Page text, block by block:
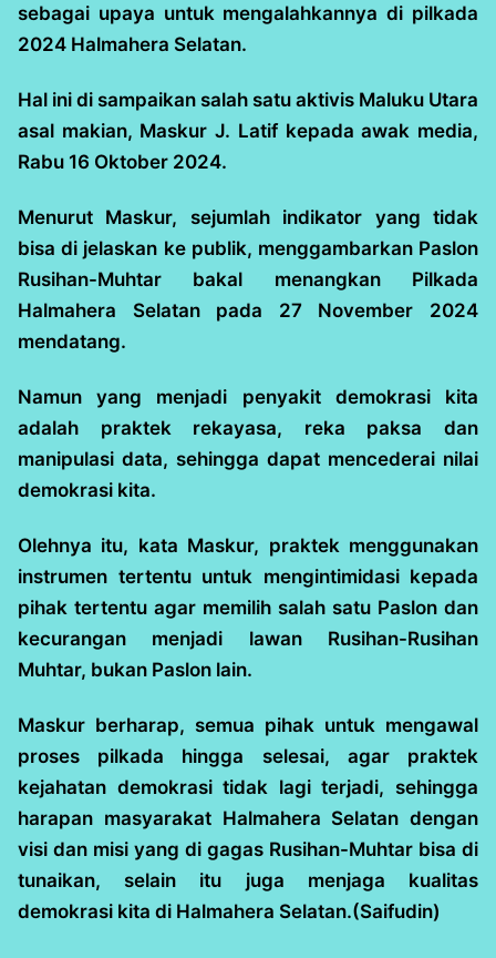
sebagai upaya untuk mengalahkannya di pilkada
2024 Halmahera Selatan.
Hal ini di sampaikan salah satu aktivis Maluku Utara
asal makian, Maskur J. Latif kepada awak media,
Rabu 16 Oktober 2024.
Menurut Maskur, sejumlah indikator yang tidak
bisa di jelaskan ke publik, menggambarkan Paslon
Rusihan-Muhtar bakal menangkan Pilkada
Halmahera Selatan pada 27 November 2024
mendatang.
Namun yang menjadi penyakit demokrasi kita
adalah praktek rekayasa, reka paksa dan
manipulasi data, sehingga dapat mencederai nilai
demokrasi kita.
Olehnya itu, kata Maskur, praktek menggunakan
instrumen tertentu untuk mengintimidasi kepada
pihak tertentu agar memilih salah satu Paslon dan
kecurangan menjadi lawan Rusihan-Rusihan
Muhtar, bukan Paslon lain.
Maskur berharap, semua pihak untuk mengawal
proses pilkada hingga selesai, agar praktek
kejahatan demokrasi tidak lagi terjadi, sehingga
harapan masyarakat Halmahera Selatan dengan
visi dan misi yang di gagas Rusihan-Muhtar bisa di
tunaikan, selain itu juga menjaga kualitas
demokrasi kita di Halmahera Selatan.(Saifudin)